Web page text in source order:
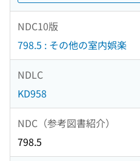
NDC10版
798.5 : その他の室内娯楽
NDLC
KD958
NDC（参考図書紹介）
798.5